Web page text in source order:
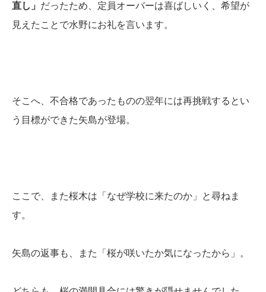
直し」 だったため、定員オーバーは喜ばしいく、希望が
見えたことで水野にお礼を言います。
そこへ、不合格であったものの翌年には再挑戦するとい
う目標ができた矢島が登場。
ここで、また桜木は「なぜ学校に来たのか」と尋ねま
す。
矢島の返事も、また「桜が咲いたか気になったから」。